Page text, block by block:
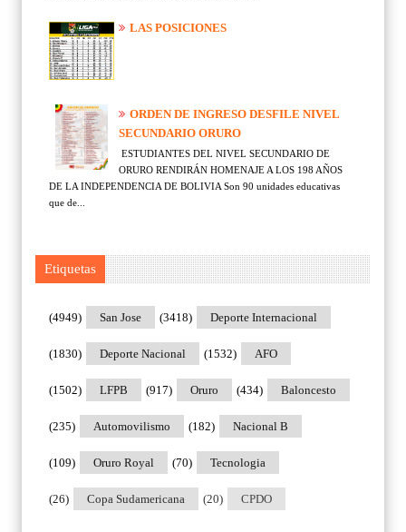
LAS POSICIONES
ORDEN DE INGRESO DESFILE NIVEL
SECUNDARIO ORURO
ESTUDIANTES DEL NIVEL SECUNDARIO DE
ORURO RENDIRÁN HOMENAJE A LOS 198 AÑOS
DE LA INDEPENDENCIA DE BOLIVIA Son 90 unidades educativas
que de...
Etiquetas
San Jose
(4949) Deporte Internacional
(3418)
Deporte Nacional
(1830) AFO
(1532)
LFPB
(1502) Oruro
(917) Baloncesto
(434)
Automovilismo
(235) Nacional B
(182)
Oruro Royal
(109) Tecnologia
(70)
Copa Sudamericana
(26) CPDO
(20)